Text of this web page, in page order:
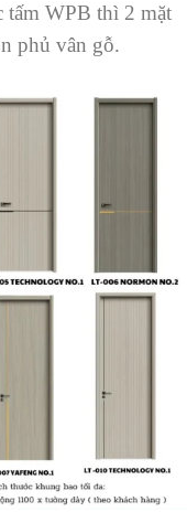
tấm WPB thì 2 mặt
phủ vân gỗ.